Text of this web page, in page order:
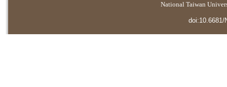
National Taiwan
doi:10.6681/